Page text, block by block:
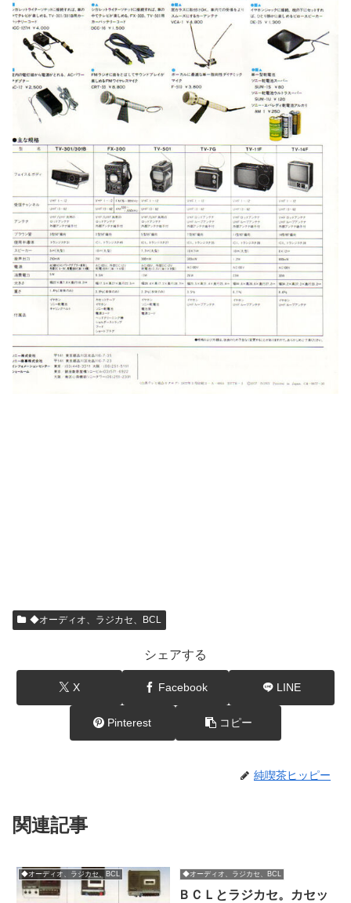
◆オーディオ、ラジカセ、BCL
シェアする
X Facebook LINE
Pinterest コピー
純喫茶ヒッピー
関連記事
◆オーディオ、ラジカセ、BCL ◆オーディオ、ラジカセ、BCL
ＢＣＬとラジカセ。カセッ